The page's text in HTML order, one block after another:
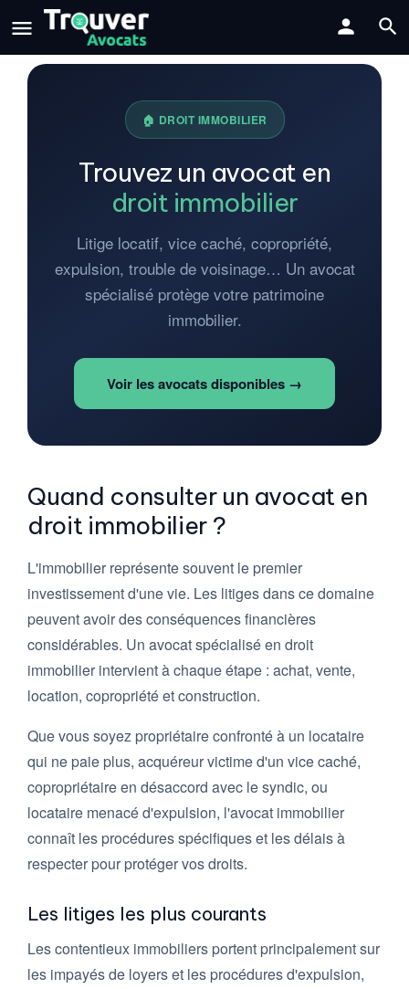
🏠 DROIT IMMOBILIER
Trouvez un avocat en
droit immobilier
Litige locatif, vice caché, copropriété,
expulsion, trouble de voisinage… Un avocat
spécialisé protège votre patrimoine
immobilier.
Voir les avocats disponibles →
Quand consulter un avocat en
droit immobilier ?
L'immobilier représente souvent le premier
investissement d'une vie. Les litiges dans ce domaine
peuvent avoir des conséquences financières
considérables. Un avocat spécialisé en droit
immobilier intervient à chaque étape : achat, vente,
location, copropriété et construction.
Que vous soyez propriétaire confronté à un locataire
qui ne paie plus, acquéreur victime d'un vice caché,
copropriétaire en désaccord avec le syndic, ou
locataire menacé d'expulsion, l'avocat immobilier
connaît les procédures spécifiques et les délais à
respecter pour protéger vos droits.
Les litiges les plus courants
Les contentieux immobiliers portent principalement sur
les impayés de loyers et les procédures d'expulsion,